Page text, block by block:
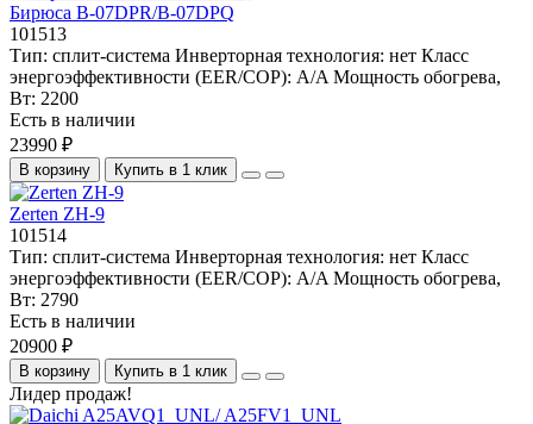
Бирюса B-07DPR/B-07DPQ
101513
Тип: сплит-система Инверторная технология: нет Класс
энергоэффективности (EER/COP): A/A Мощность обогрева,
Вт: 2200
Есть в наличии
23990 ₽
В корзину Купить в 1 клик
Zerten ZH-9
101514
Тип: сплит-система Инверторная технология: нет Класс
энергоэффективности (EER/COP): A/A Мощность обогрева,
Вт: 2790
Есть в наличии
20900 ₽
В корзину Купить в 1 клик
Лидер продаж!